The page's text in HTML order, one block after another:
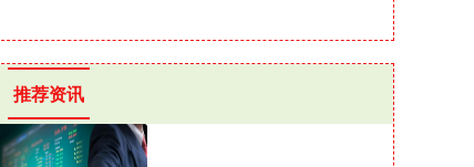
推荐资讯